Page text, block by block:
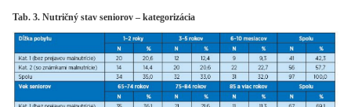
Tab. 3. Nutričný stav seniorov – kategorizácia